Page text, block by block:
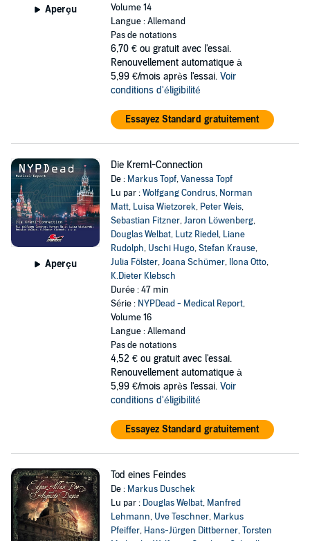
Aperçu
Volume 14
Langue : Allemand
Pas de notations
6,70 € ou gratuit avec l'essai.
Renouvellement automatique à
5,99 €/mois après l'essai. Voir
conditions d'éligibilité
Essayez Standard gratuitement
Aperçu
Die Kreml-Connection
De : Markus Topf,Vanessa Topf
Lu par :Wolfgang Condrus, Norman
Matt, Luisa Wietzorek, Peter Weis,
Sebastian Fitzner,Jaron Löwenberg,
Douglas Welbat, Lutz Riedel, Liane
Rudolph, Uschi Hugo,Stefan Krause,
Julia Fölster,Joana Schümer, Ilona Otto,
K.Dieter Klebsch
Durée : 47 min
Série : NYPDead - Medical Report,
Volume 16
Langue : Allemand
Pas de notations
4,52 € ou gratuit avec l'essai.
Renouvellement automatique à
5,99 €/mois après l'essai. Voir
conditions d'éligibilité
Essayez Standard gratuitement
Tod eines Feindes
De : Markus Duschek
Lu par : Douglas Welbat, Manfred
Lehmann, Uve Teschner, Markus
Pfeiffer, Hans-Jürgen Dittberner,Torsten